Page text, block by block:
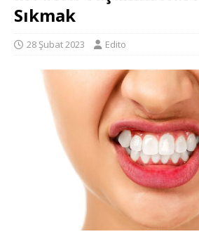
Sıkmak
28 Şubat 2023 Edito